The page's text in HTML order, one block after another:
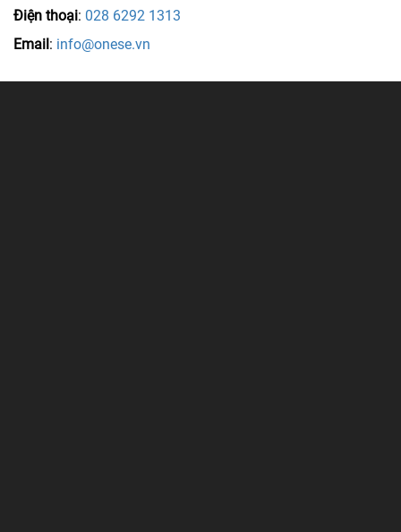
Điện thoại: 028 6292 1313
Email: info@onese.vn